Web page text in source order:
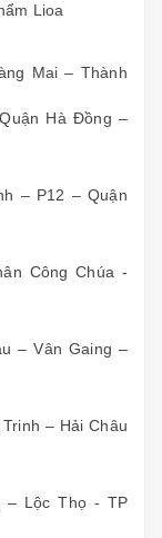
Lioa
Mai – Thành
Hà Đồng –
– P12 – Quận
Công Chúa -
– Vân Gaing –
– Hải Châu
– Lộc Thọ - TP